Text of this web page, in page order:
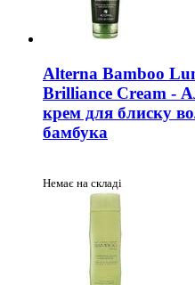
Alterna Bamboo
Brilliance Cream -
крем для блиску
бамбука
Немає на складі